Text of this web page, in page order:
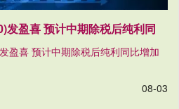
发盈喜 预计中期除税后纯利同
盈喜 预计中期除税后纯利同比增加
08-03